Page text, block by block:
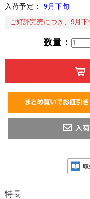
入荷予定：
9月下旬
ご好評完売につき、9月
数量：
特長